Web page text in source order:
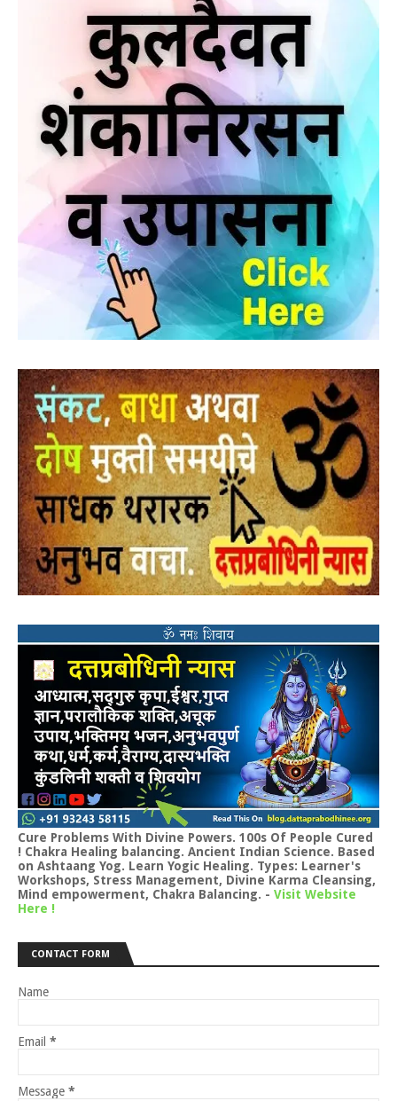
Cure Problems With Divine Powers. 100s Of People Cured
! Chakra Healing balancing. Ancient Indian Science. Based
on Ashtaang Yog. Learn Yogic Healing. Types: Learner's
Workshops, Stress Management, Divine Karma Cleansing,
Mind empowerment, Chakra Balancing. - Visit Website
Here !
CONTACT FORM
Name
Email *
Message *